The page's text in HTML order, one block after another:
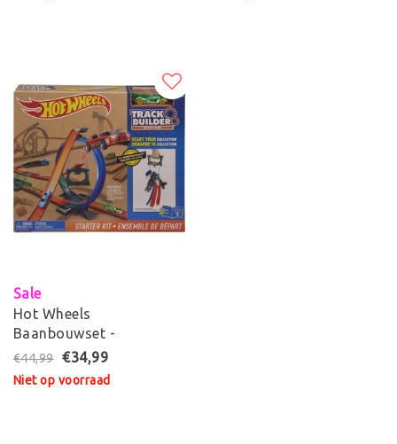
Sale
Hot Wheels
Baanbouwset -
Racebaan
€44,99 €34,99
Niet op voorraad